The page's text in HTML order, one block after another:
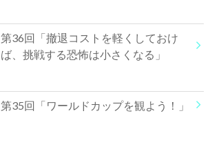
第36回「撤退コストを軽くしておけ
ば、挑戦する恐怖は小さくなる」
第35回「ワールドカップを観よう！」